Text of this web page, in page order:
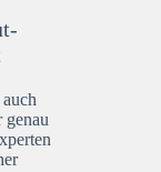
genau